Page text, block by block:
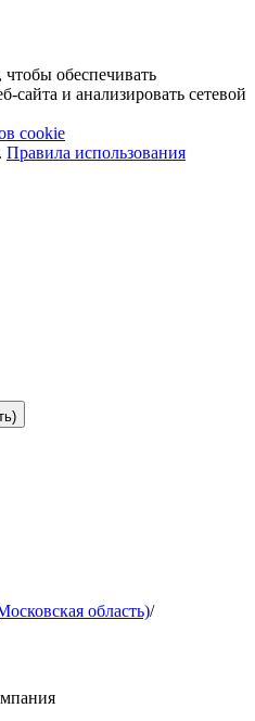
обеспечивать
сайта и анализировать сетевой
cookie
Правила использования
область)/